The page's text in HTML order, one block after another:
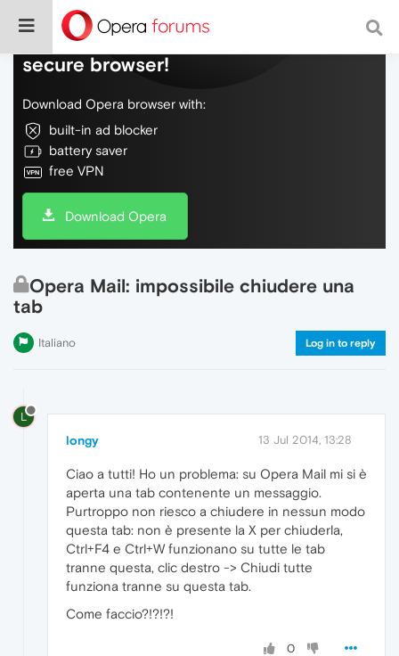
Do more on the web, with a fast and
secure browser!
Download Opera browser with:
built-in ad blocker
battery saver
free VPN
Download Opera
Opera Mail: impossibile chiudere una
tab
Italiano Log in to reply
L
longy 13 Jul 2014, 13:28
Ciao a tutti! Ho un problema: su Opera Mail mi si è
aperta una tab contenente un messaggio.
Purtroppo non riesco a chiudere in nessun modo
questa tab: non è presente la X per chiuderla,
Ctrl+F4 e Ctrl+W funzionano su tutte le tab
tranne questa, clic destro -> Chiudi tutte
funziona tranne su questa tab.
Come faccio?!?!?!
0